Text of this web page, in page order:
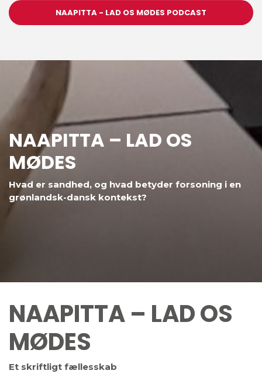
NAAPITTA - LAD OS MØDES PODCAST
NAAPITTA – LAD OS
MØDES
Hvad er sandhed, og hvad betyder forsoning i en
grønlandsk-dansk kontekst?
NAAPITTA – LAD OS
MØDES
Et skriftligt fællesskab